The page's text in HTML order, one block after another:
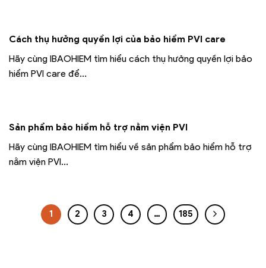
Cách thụ hưởng quyền lợi của bảo hiểm PVI care
Hãy cùng IBAOHIEM tìm hiểu cách thụ hưởng quyền lợi bảo
hiểm PVI care để...
Sản phẩm bảo hiểm hỗ trợ nằm viện PVI
Hãy cùng IBAOHIEM tìm hiểu về sản phẩm bảo hiểm hỗ trợ
nằm viện PVI...
1 2 3 4 … 185